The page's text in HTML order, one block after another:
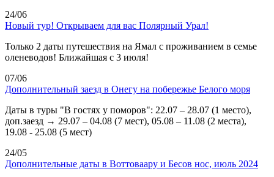
24/06
Новый тур! Открываем для вас Полярный Урал!
Только 2 даты путешествия на Ямал с проживанием в семье
оленеводов! Ближайшая с 3 июля!
07/06
Дополнительный заезд в Онегу на побережье Белого моря
Даты в туры "В гостях у поморов": 22.07 – 28.07 (1 место),
доп.заезд → 29.07 – 04.08 (7 мест), 05.08 – 11.08 (2 места),
19.08 - 25.08 (5 мест)
24/05
Дополнительные даты в Воттоваару и Бесов нос, июль 2024